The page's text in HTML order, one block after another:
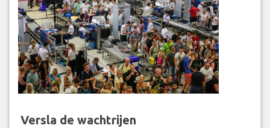
Versla de wachtrijen